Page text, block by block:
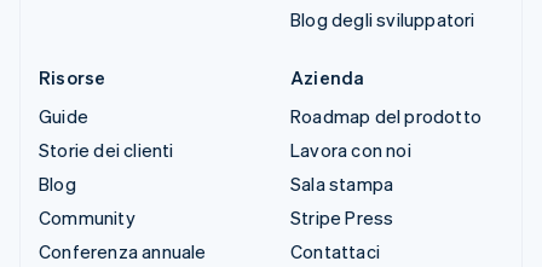
Blog degli sviluppatori
Risorse
Guide
Storie dei clienti
Blog
Community
Conferenza annuale
Azienda
Roadmap del prodotto
Lavora con noi
Sala stampa
Stripe Press
Contattaci